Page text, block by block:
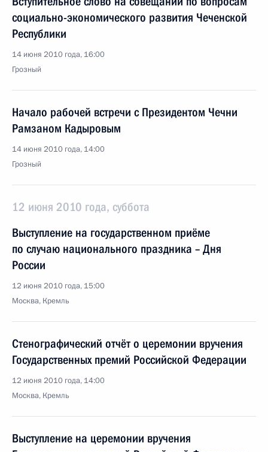
социально-экономического развития Чеченской
Республики
14 июня 2010 года, 16:00
Грозный
Начало рабочей встречи с Президентом Чечни
Рамзаном Кадыровым
14 июня 2010 года, 14:00
Грозный
12 июня 2010 года, суббота
Выступление на государственном приёме
по случаю национального праздника – Дня
России
12 июня 2010 года, 15:00
Москва, Кремль
Стенографический отчёт о церемонии вручения
Государственных премий Российской Федерации
12 июня 2010 года, 14:00
Москва, Кремль
Выступление на церемонии вручения